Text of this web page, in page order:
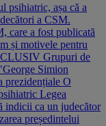
psihiatric, așa că a
a CSM.
care a fost publicată
și motivele pentru
Grupuri de
Simion
prezidențiale O
Legea
indicii ca un judecător
președintelui